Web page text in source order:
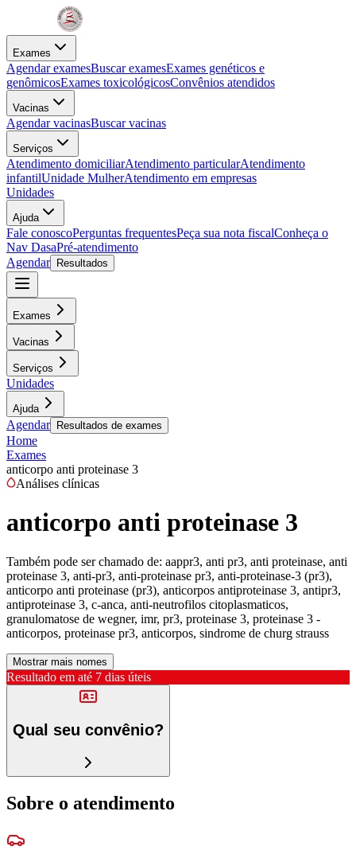
Exames
Agendar examesBuscar examesExames genéticos e
genômicosExames toxicológicosConvênios atendidos
Vacinas
Agendar vacinasBuscar vacinas
Serviços
Atendimento domiciliarAtendimento particularAtendimento
infantilUnidade MulherAtendimento em empresas
Unidades
Ajuda
Fale conoscoPerguntas frequentesPeça sua nota fiscalConheça o
Nav DasaPré-atendimento
Agendar
Resultados
Exames
Vacinas
Serviços
Unidades
Ajuda
Agendar Resultados de exames
Home
Exames
anticorpo anti proteinase 3
Análises clínicas
anticorpo anti proteinase 3
Também pode ser chamado de: aappr3, anti pr3, anti proteinase, anti
proteinase 3, anti-pr3, anti-proteinase pr3, anti-proteinase-3 (pr3),
anticorpo anti proteinase (pr3), anticorpos antiproteinase 3, antipr3,
antiproteinase 3, c-anca, anti-neutrofilos citoplasmaticos,
granulomatose de wegner, imr, pr3, proteinase 3, proteinase 3 -
anticorpos, proteinase pr3, anticorpos, sindrome de churg strauss
Mostrar mais nomes
Resultado em até 7 dias úteis
Qual seu convênio?
Sobre o atendimento